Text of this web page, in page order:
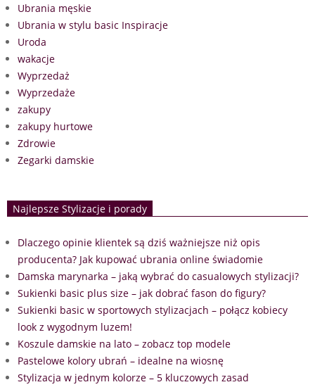
Ubrania męskie
Ubrania w stylu basic Inspiracje
Uroda
wakacje
Wyprzedaż
Wyprzedaże
zakupy
zakupy hurtowe
Zdrowie
Zegarki damskie
Najlepsze Stylizacje i porady
Dlaczego opinie klientek są dziś ważniejsze niż opis
producenta? Jak kupować ubrania online świadomie
Damska marynarka – jaką wybrać do casualowych stylizacji?
Sukienki basic plus size – jak dobrać fason do figury?
Sukienki basic w sportowych stylizacjach – połącz kobiecy
look z wygodnym luzem!
Koszule damskie na lato – zobacz top modele
Pastelowe kolory ubrań – idealne na wiosnę
Stylizacja w jednym kolorze – 5 kluczowych zasad